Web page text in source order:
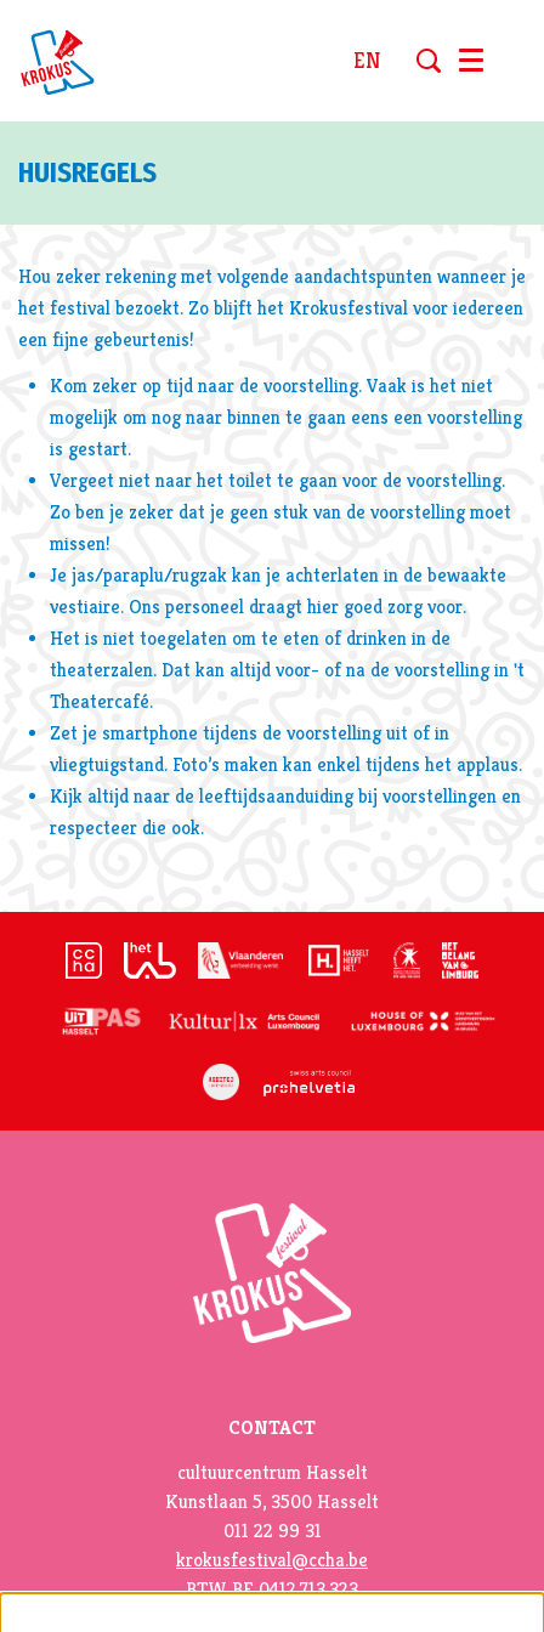
EN Menu
HUISREGELS
Hou zeker rekening met volgende aandachtspunten wanneer je
het festival bezoekt. Zo blijft het Krokusfestival voor iedereen
een fijne gebeurtenis!
Kom zeker op tijd naar de voorstelling. Vaak is het niet
mogelijk om nog naar binnen te gaan eens een voorstelling
is gestart.
Vergeet niet naar het toilet te gaan voor de voorstelling.
Zo ben je zeker dat je geen stuk van de voorstelling moet
missen!
Je jas/paraplu/rugzak kan je achterlaten in de bewaakte
vestiaire. Ons personeel draagt hier goed zorg voor.
Het is niet toegelaten om te eten of drinken in de
theaterzalen. Dat kan altijd voor- of na de voorstelling in 't
Theatercafé.
Zet je smartphone tijdens de voorstelling uit of in
vliegtuigstand. Foto’s maken kan enkel tijdens het applaus.
Kijk altijd naar de leeftijdsaanduiding bij voorstellingen en
respecteer die ook.
CONTACT
cultuurcentrum Hasselt
Kunstlaan 5, 3500 Hasselt
011 22 99 31
krokusfestival@ccha.be
BTW BE 0412.713.323